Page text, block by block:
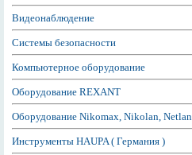
Видеонаблюдение
Системы безопасности
Компьютерное оборудование
Оборудование REXANT
Оборудование Nikomax, Nikolan, Netlan
Инструменты HAUPA ( Германия )